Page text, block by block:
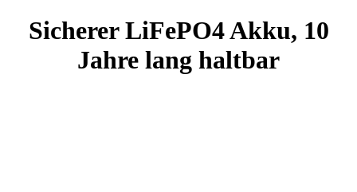
Sicherer LiFePO4 Akku, 10
Jahre lang haltbar